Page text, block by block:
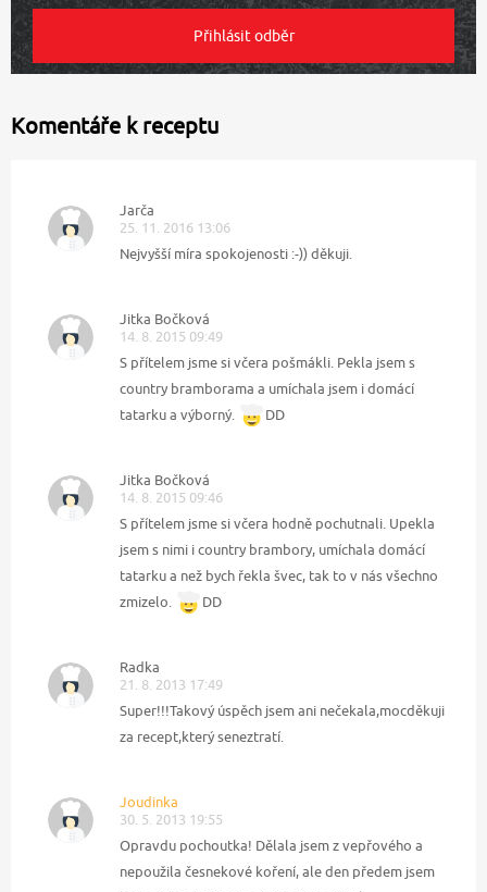
Komentáře k receptu
Jarča
25. 11. 2016 13:06
Nejvyšší míra spokojenosti :-)) děkuji.
Jitka Bočková
14. 8. 2015 09:49
S přítelem jsme si včera pošmákli. Pekla jsem s
country bramborama a umíchala jsem i domácí
tatarku a výborný.
DD
Jitka Bočková
14. 8. 2015 09:46
S přítelem jsme si včera hodně pochutnali. Upekla
jsem s nimi i country brambory, umíchala domácí
tatarku a než bych řekla švec, tak to v nás všechno
zmizelo.
DD
Radka
21. 8. 2013 17:49
Super!!!Takový úspěch jsem ani nečekala,mocděkuji
za recept,který seneztratí.
Joudinka
30. 5. 2013 19:55
Opravdu pochoutka! Dělala jsem z vepřového a
nepoužila česnekové koření, ale den předem jsem